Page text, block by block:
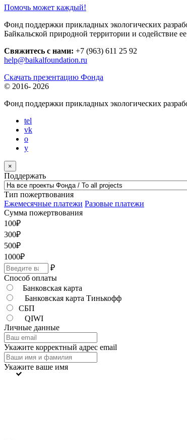
Помочь может каждый!
Фонд поддержки прикладных экологических
Байкальской природной территории и содействие
Свяжитесь с нами: +7 (963) 611 25 92
help@baikalfoundation.ru
Скачать презентацию Фонда
© 2016- 2026
Фонд поддержки прикладных экологических
tel
vk
o
y
×
Поддержать
Тип пожертвования
Ежемесячные платежи Разовые платежи
Сумма пожертвования
100₽
300₽
500₽
1000₽
₽
Способ оплаты
Банковская карта
Банковская карта Тинькофф
СБП
QIWI
Личные данные
Укажите корректный адрес email
Укажите ваше имя